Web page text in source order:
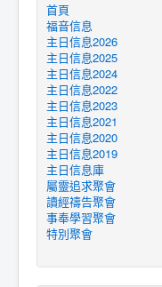
首頁
福音信息
主日信息2026
主日信息2025
主日信息2024
主日信息2022
主日信息2023
主日信息2021
主日信息2020
主日信息2019
主日信息庫
屬靈追求聚會
讀經禱告聚會
事奉學習聚會
特別聚會